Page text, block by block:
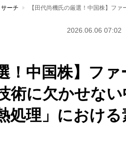
ーチ
2026.06.06 07:02
！中国株】ファ
術に欠かせな
理」における